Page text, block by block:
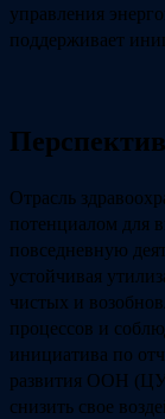
управления
поддерживает
Отрасль
потенциалом для
повседневную
устойчивая
чистых и
процессов и
инициатива по
развития ООН
снизить свое